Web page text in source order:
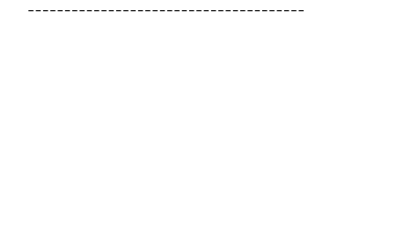
--------------------------------------